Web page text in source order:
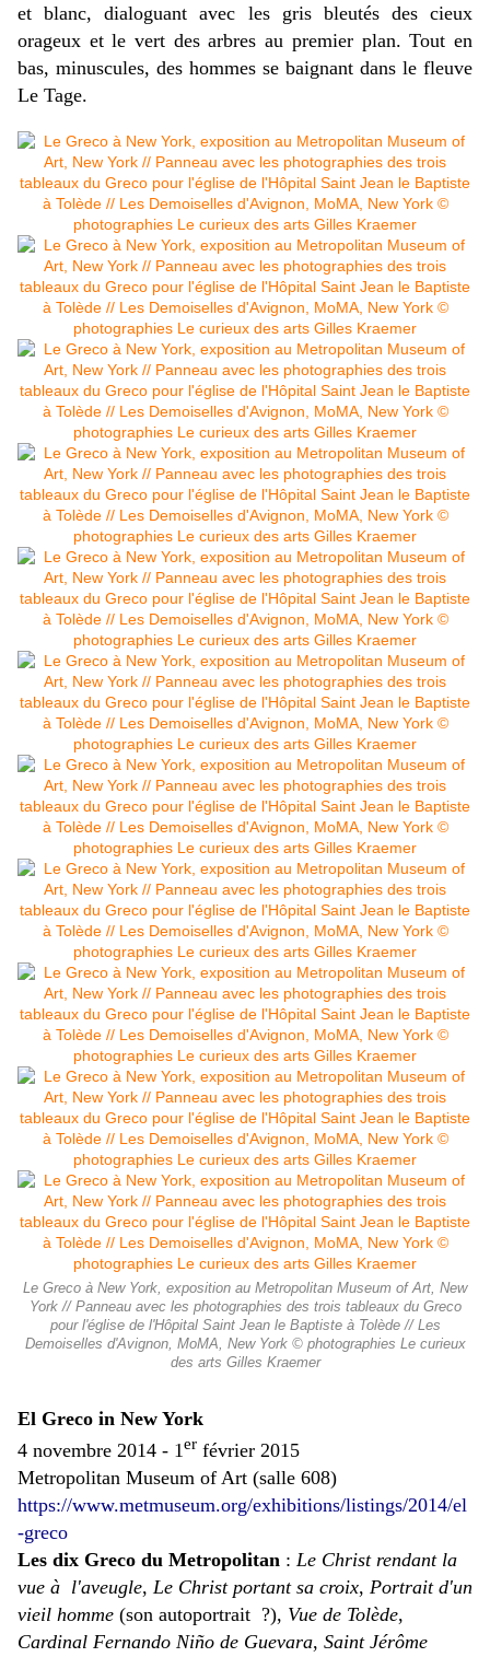
et blanc, dialoguant avec les gris bleutés des cieux
orageux et le vert des arbres au premier plan. Tout en
bas, minuscules, des hommes se baignant dans le fleuve
Le Tage.
Le Greco à New York, exposition au Metropolitan Museum of Art, New
York // Panneau avec les photographies des trois tableaux du Greco
pour l'église de l'Hôpital Saint Jean le Baptiste à Tolède // Les
Demoiselles d'Avignon, MoMA, New York © photographies Le curieux
des arts Gilles Kraemer
El Greco in New York
4 novembre 2014 - 1er février 2015
Metropolitan Museum of Art (salle 608)
https://www.metmuseum.org/exhibitions/listings/2014/el
-greco
Les dix Greco du Metropolitan : Le Christ rendant la
vue à l'aveugle, Le Christ portant sa croix, Portrait d'un
vieil homme (son autoportrait ?), Vue de Tolède,
Cardinal Fernando Niño de Guevara, Saint Jérôme